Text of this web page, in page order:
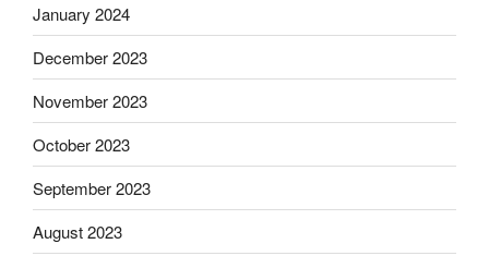
January 2024
December 2023
November 2023
October 2023
September 2023
August 2023